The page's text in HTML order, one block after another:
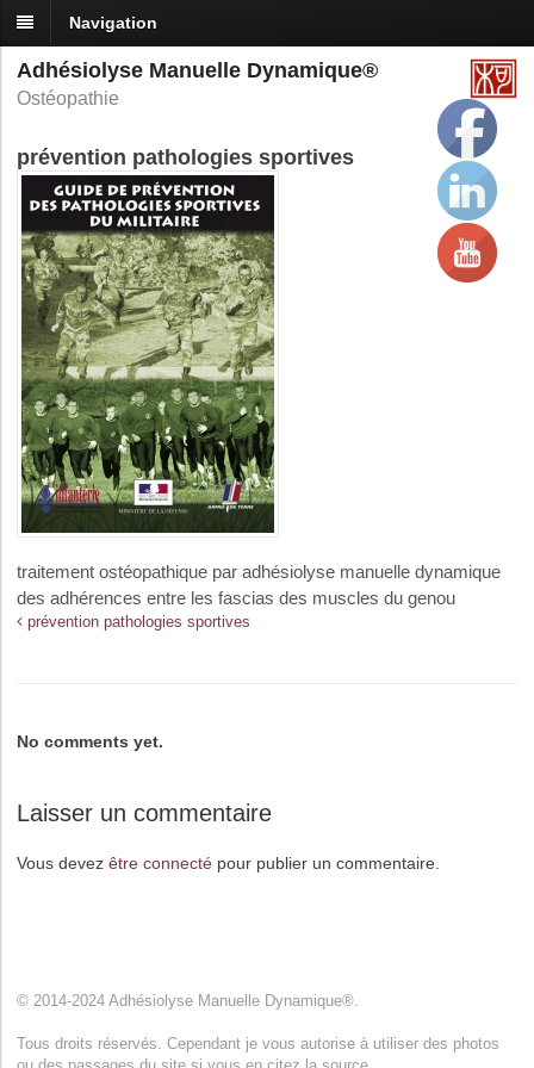
Navigation
Adhésiolyse Manuelle Dynamique®
Ostéopathie
prévention pathologies sportives
traitement ostéopathique par adhésiolyse manuelle dynamique
des adhérences entre les fascias des muscles du genou
prévention pathologies sportives
No comments yet.
Laisser un commentaire
Vous devez être connecté pour publier un commentaire.
© 2014-2024 Adhésiolyse Manuelle Dynamique®.
Tous droits réservés. Cependant je vous autorise à utiliser des photos